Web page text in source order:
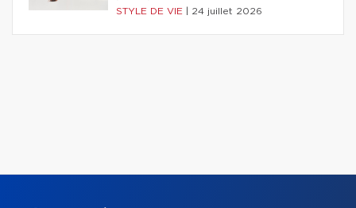
STYLE DE VIE 24 juillet 2026